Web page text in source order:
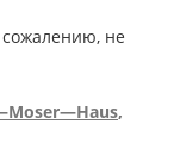
сожалению, не
Moser—Haus,